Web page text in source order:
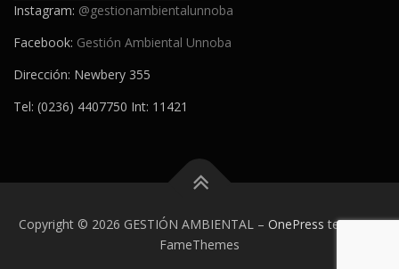
Instagram: @gestionambientalunnoba
Facebook: Gestión Ambiental Unnoba
Dirección: Newbery 355
Tel: (0236) 4407750 Int: 11421
Copyright © 2026 GESTIÓN AMBIENTAL – OnePress tema por
FameThemes